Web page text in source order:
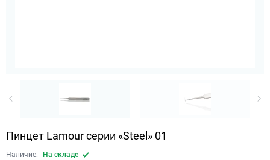
Пинцет Lamour серии «Steel» 01
Наличие: На складе